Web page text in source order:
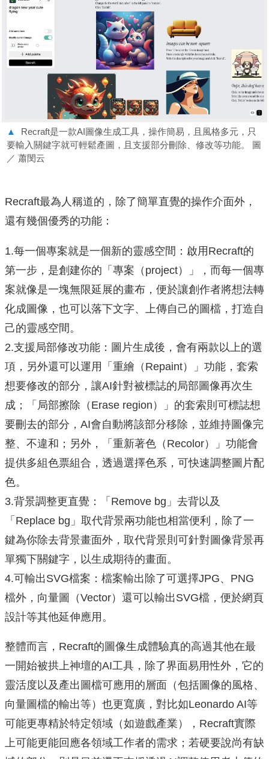
▲
Recraft是一款AI圖像生成工具，操作簡易，且風格多元，只
要輸入關鍵字就可輕鬆產圖，且支援部分刪除、修改等功能。 圖
／ 蕭閔云
Recraft最為人稱道的，除了簡單直覺的操作介面外，
還有幾個優秀的功能：
1.每一個專案就是一個新的靈感空間：啟用Recraft的
第一步，是創建你的「專案（project）」，而每一個專
案就像是一塊無限延展的畫布，便於讓創作者將想法轉
化成圖像，也可以落下文字、上傳自己的圖檔，打造自
己的靈感空間。
2.支援局部修改功能：圖片生成後，會有兩款以上的選
項，另外還可以運用「重繪（Repaint）」功能，套索
想要修改的部分，讓AI針對被標誌的局部圖像再次生
成；「局部擦除（Erase region）」的套索則可標誌想
要刪去的部分，AI會自動將該部分移除，並維持圖像完
整、不違和；另外，「重新著色（Recolor）」功能會
提供多組色票組合，透過選擇色系，可快速調整圖片配
色。
3.背景調整更直覺：「Remove bg」去背以及
「Replace bg」取代背景兩功能也相當便利，除了一
鍵為你除去背景畫面外，取代背景則可針對圖像背景再
單獨下關鍵字，以生成期待的畫面。
4.可輸出SVG檔案：檔案輸出除了可選擇JPG、PNG
檔外，向量圖（Vector）還可以輸出SVG檔，便於網頁
設計等其他延伸應用。
整體而言，Recraft的圖像生成體驗真的高過其他在最
一開始被拱上神壇的AI工具，除了界面易用性外，它的
靈活度以及產出圖檔可應用的層面（包括圖像的風格、
向量圖檔的輸出等）也更寬廣，對比如Leonardo AI等
可能更專精於特定領域（如遊戲產業），Recraft實際
上可能更能回應各領域工作者的需求；若硬要說尚有缺